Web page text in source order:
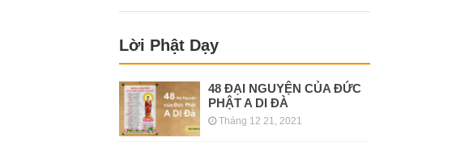
Lời Phật Dạy
48 ĐẠI NGUYỆN CỦA ĐỨC
PHẬT A DI ĐÀ
Tháng 12 21, 2021